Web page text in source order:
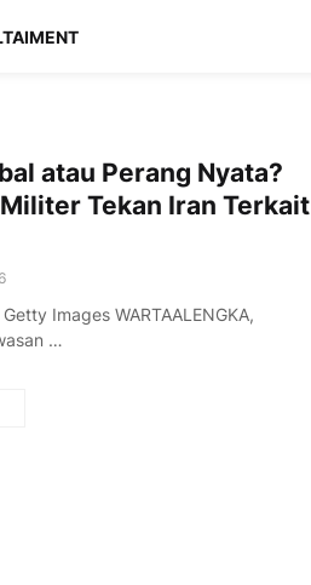
atau Perang Nyata?
Tekan Iran Terkait
Images WARTAALENGKA,
…